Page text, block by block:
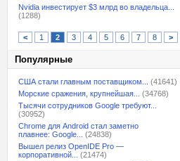
Nvidia инвестирует $3 млрд во владельца...
(1288)
< 1 2 3 4 5 6 7 8 >
Популярные
США стали главным поставщиком...
(41641)
Морские сражения, крупнейшая...
(34768)
Тысячи сотрудников Google требуют...
(30952)
Chrome для Android стал заметно
плавнее: Google...
(24838)
Вышел релиз OpenIDE Pro —
корпоративной...
(21474)